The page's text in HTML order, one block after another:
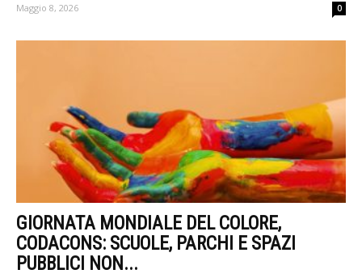
Maggio 8, 2026 0
GIORNATA MONDIALE DEL COLORE,
CODACONS: SCUOLE, PARCHI E SPAZI
PUBBLICI NON...